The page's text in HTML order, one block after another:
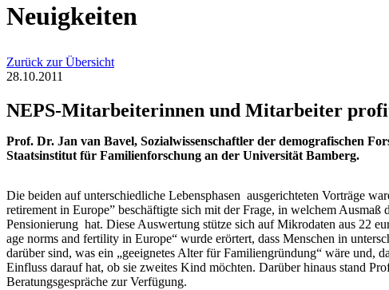
Neuigkeiten
Zurück zur Übersicht
28.10.2011
NEPS-Mitarbeiterinnen und Mitarbeiter
Prof. Dr. Jan van Bavel, Sozialwissenschaftler der demografischen
Staatsinstitut für Familienforschung an der Universität Bamberg.
Die beiden auf unterschiedliche Lebensphasen ausgerichteten Vorträge
retirement in Europe” beschäftigte sich mit der Frage, in welchem
Pensionierung hat. Diese Auswertung stütze sich auf Mikrodaten aus 22
age norms and fertility in Europe“ wurde erörtert, dass Menschen in
darüber sind, was ein „geeignetes Alter für Familiengründung“ wäre und,
Einfluss darauf hat, ob sie zweites Kind möchten. Darüber hinaus stand
Beratungsgespräche zur Verfügung.